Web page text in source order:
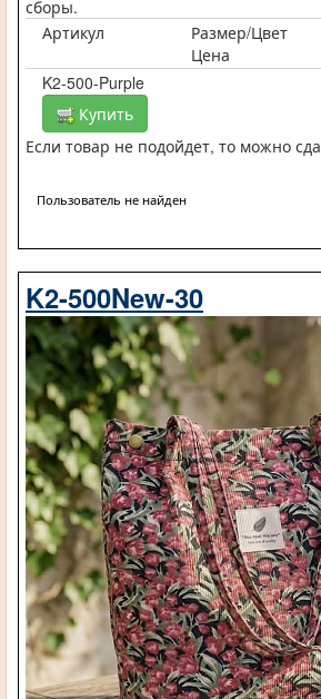
сборы.
Артикул
Размер/Цвет
Цена
K2-500-Purple
Купить
Если товар не подойдет, то можно
Пользователь не найден
K2-500New-30